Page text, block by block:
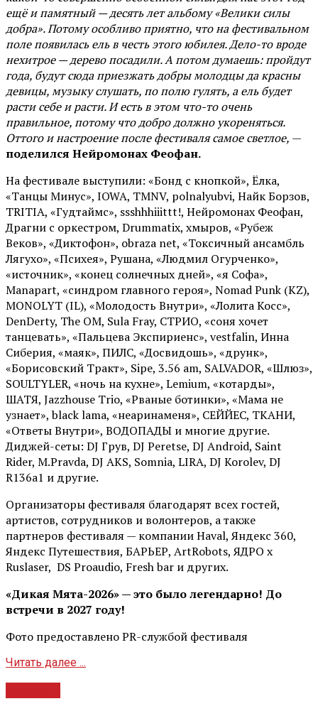
ещё и памятный — десять лет альбому «Велики силы
добра». Потому особливо приятно, что на фестивальном
поле появилась ель в честь этого юбилея. Дело-то вроде
нехитрое — дерево посадили. А потом думаешь: пройдут
года, будут сюда приезжать добры молодцы да красны
девицы, музыку слушать, по полю гулять, а ель будет
расти себе и расти. И есть в этом что-то очень
правильное, потому что добро должно укореняться.
Оттого и настроение после фестиваля самое светлое, —
поделился Нейромонах Феофан.
На фестивале выступили: «Бонд с кнопкой», Ёлка,
«Танцы Минус», IOWA, TMNV, polnalyubvi, Найк Борзов,
TRITIA, «Гудтаймс», ssshhhiiittt!, Нейромонах Феофан,
Драгни с оркестром, Drummatix, хмыров, «Рубеж
Веков», «Диктофон», obraza net, «Токсичный ансамбль
Лягухо», «Психея», Рушана, «Людмил Огурченко»,
«источник», «конец солнечных дней», «я Софа»,
Manapart, «синдром главного героя», Nomad Punk (KZ),
MONOLYT (IL), «Молодость Внутри», «Лолита Косс»,
DenDerty, The OM, Sula Fray, СТРИО, «соня хочет
танцевать», «Пальцева Экспириенс», vestfalin, Инна
Сиберия, «маяк», ПИЛС, «Досвидошь», «друнк»,
«Борисовский Тракт», Sipe, 3.56 am, SALVADOR, «Шлюз»,
SOULTYLER, «ночь на кухне», Lemium, «котарды»,
ШАТЯ, Jazzhouse Trio, «Рваные ботинки», «Мама не
узнает», black lama, «неаринаменя», СЕЙЙЕС, ТКАНИ,
«Ответы Внутри», ВОДОПАДЫ и многие другие.
Диджей-сеты: DJ Грув, DJ Peretse, DJ Android, Saint
Rider, М.Pravda, DJ AKS, Somnia, LIRA, DJ Korolev, DJ
R136a1 и другие.
Организаторы фестиваля благодарят всех гостей,
артистов, сотрудников и волонтеров, а также
партнеров фестиваля — компании Haval, Яндекс 360,
Яндекс Путешествия, БАРЬЕР, ArtRobots, ЯДРО х
Ruslaser, DS Proaudio, Fresh bar и других.
«Дикая Мята-2026» — это было легендарно! До
встречи в 2027 году!
Фото предоставлено PR-службой фестиваля
Читать далее ...